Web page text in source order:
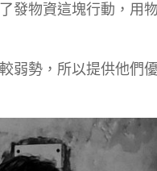
發物資這塊行動，用
弱勢，所以提供他們